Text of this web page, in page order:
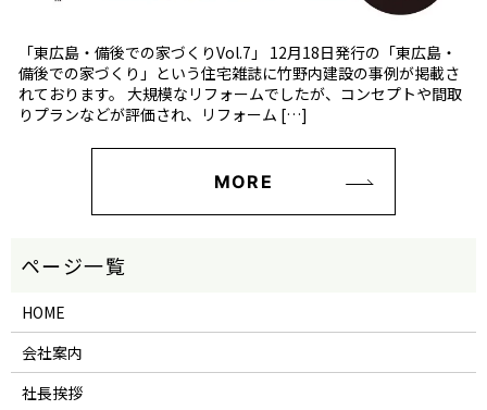
「東広島・備後での家づくりVol.7」 12月18日発行の「東広島・
備後での家づくり」という住宅雑誌に竹野内建設の事例が掲載さ
れております。 大規模なリフォームでしたが、コンセプトや間取
りプランなどが評価され、リフォーム […]
MORE
HOME
会社案内
社長挨拶